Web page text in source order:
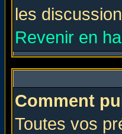
les
Revenir en
Comment
Toutes vos